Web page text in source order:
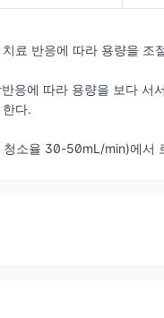
료 반응에 따라 용량을 조
응에 따라 용량을 보다 서
다.
소율 30-50mL/min)에서